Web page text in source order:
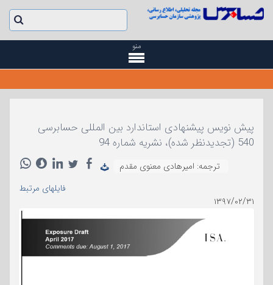
منو
پیش نویس پیشنهادی استاندارد بین المللی حسابرسی
540 (تجدیدنظر شده)، نشریه شماره 94
ترجمه: امیرهادی معنوی مقدم
فایلهای مرتبط
۱۳۹۷/۰۲/۳۱